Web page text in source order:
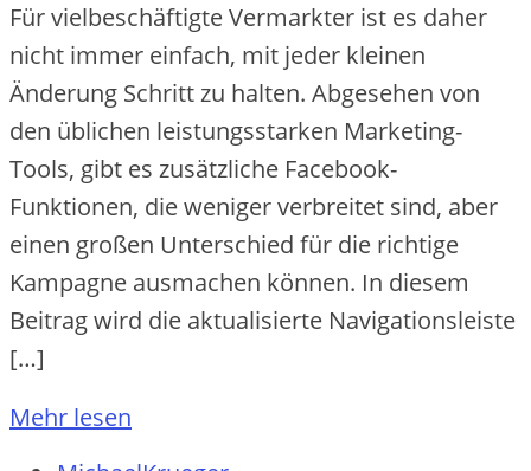
Für vielbeschäftigte Vermarkter ist es daher
nicht immer einfach, mit jeder kleinen
Änderung Schritt zu halten. Abgesehen von
den üblichen leistungsstarken Marketing-
Tools, gibt es zusätzliche Facebook-
Funktionen, die weniger verbreitet sind, aber
einen großen Unterschied für die richtige
Kampagne ausmachen können. In diesem
Beitrag wird die aktualisierte Navigationsleiste
[…]
Mehr lesen